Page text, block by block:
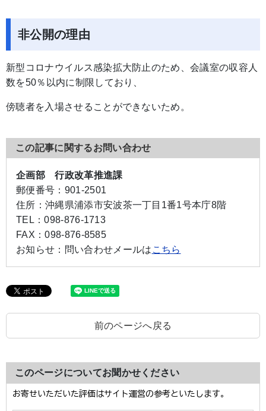
非公開の理由
新型コロナウイルス感染拡大防止のため、会議室の収容人
数を50％以内に制限しており、
傍聴者を入場させることができないため。
この記事に関するお問い合わせ
企画部 行政改革推進課
郵便番号： 901-2501
住所： 沖縄県浦添市安波茶一丁目1番1号本庁8階
TEL：098-876-1713
FAX：098-876-8585
お知らせ： 問い合わせメールは こちら
前のページへ戻る
このページについてお聞かせください